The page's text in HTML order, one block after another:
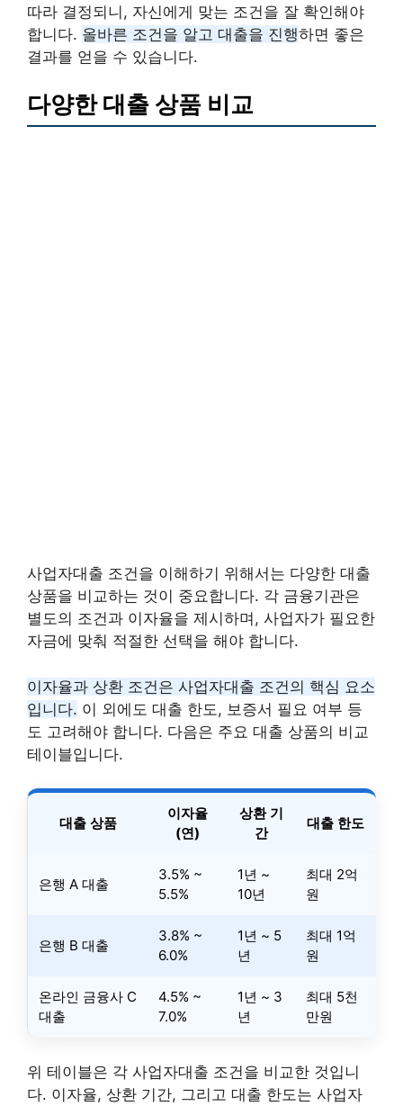
따라 결정되니, 자신에게 맞는 조건을 잘 확인해야
합니다. 올바른 조건을 알고 대출을 진행하면 좋은
결과를 얻을 수 있습니다.
다양한 대출 상품 비교
사업자대출 조건을 이해하기 위해서는 다양한 대출
상품을 비교하는 것이 중요합니다. 각 금융기관은
별도의 조건과 이자율을 제시하며, 사업자가 필요한
자금에 맞춰 적절한 선택을 해야 합니다.
이자율과 상환 조건은 사업자대출 조건의 핵심 요소
입니다. 이 외에도 대출 한도, 보증서 필요 여부 등
도 고려해야 합니다. 다음은 주요 대출 상품의 비교
테이블입니다.
대출 상품
이자율
(연)
상환 기
간
대출 한도
은행 A 대출
3.5% ~
5.5%
1년 ~
10년
최대 2억
원
은행 B 대출
3.8% ~
6.0%
1년 ~ 5
년
최대 1억
원
온라인 금융사 C
대출
4.5% ~
7.0%
1년 ~ 3
년
최대 5천
만원
위 테이블은 각 사업자대출 조건을 비교한 것입니
다. 이자율, 상환 기간, 그리고 대출 한도는 사업자